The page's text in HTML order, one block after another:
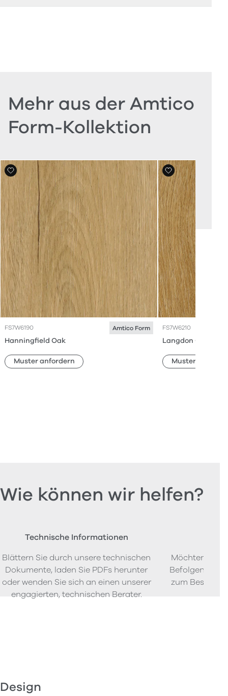
Mehr aus der Amtico
Form-Kollektion
FS7W6190 Amtico Form
Hanningfield Oak
Muster anfordern
FS7W6210
Langdon Oak
Muster
Wie können wir helfen?
Technische Informationen
Blättern Sie durch unsere technischen
Dokumente, laden Sie PDFs herunter
oder wenden Sie sich an einen unserer
engagierten, technischen Berater.
Möchten Sie
Befolgen Sie
zum
Design